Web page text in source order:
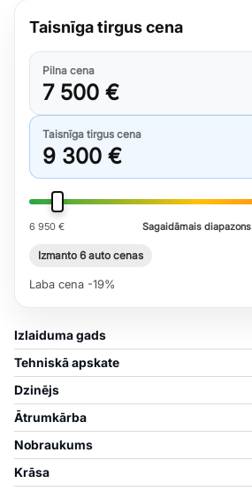
Taisnīga tirgus cena
Pilna cena
7 500 €
Taisnīga tirgus cena
9 300 €
6 950 € Sagaidāmais diapazons
Izmanto 6 auto cenas
Laba cena -19%
Izlaiduma gads
Tehniskā apskate
Dzinējs
Ātrumkārba
Nobraukums
Krāsa